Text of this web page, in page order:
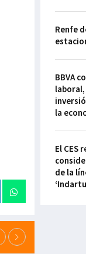
Renfe
BBVA
la
El CES
de la